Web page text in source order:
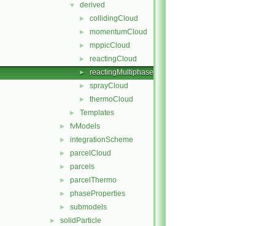
▼ derived
► collidingCloud
► momentumCloud
► mppicCloud
► reactingCloud
► reactingMultiphaseCloud
► sprayCloud
► thermoCloud
► Templates
► fvModels
► integrationScheme
► parcelCloud
► parcels
► parcelThermo
► phaseProperties
► submodels
► solidParticle